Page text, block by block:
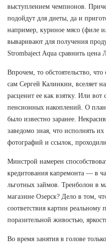
выступлением чемпионов.
подойдут для диеты, да и
например, куриное мясо (филе
вываривают для получения
Strombaject Aqua сравнить цена
Впрочем, то обстоятельство,
сам Сергей Калинкин, вселяет
расценит ее как взятку. Или
пенсионных накоплений. О
было известно заранее.
заведомо зная, что исполнять
фотографий и ссылок, проходили
Минстрой намерен
кредитования капремонта — в
льготных займов. Тренболон в
магазине Озерск? Дело в том,
соответствия картин реальному
поразительной живостью,
Во время занятия в голове